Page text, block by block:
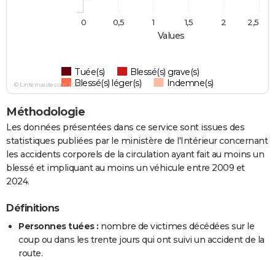
Values
Tuée(s)
Blessé(s) grave(s)
Blessé(s) léger(s)
Indemne(s)
0 0,5 1 1,5 2 2,5
© Linternaute.com 2026
Méthodologie
Les données présentées dans ce service sont issues des
statistiques publiées par le ministère de l'Intérieur concernant
les accidents corporels de la circulation ayant fait au moins un
blessé et impliquant au moins un véhicule entre 2009 et
2024.
Définitions
Personnes tuées : nombre de victimes décédées sur le
coup ou dans les trente jours qui ont suivi un accident de la
route.